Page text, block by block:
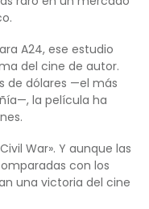
A24, ese estudio
del cine de autor.
de dólares —el más
la película ha
War». Y aunque las
con los
una victoria del cine